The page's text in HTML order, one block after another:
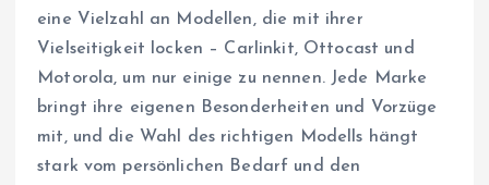
eine Vielzahl an Modellen, die mit ihrer
Vielseitigkeit locken – Carlinkit, Ottocast und
Motorola, um nur einige zu nennen. Jede Marke
bringt ihre eigenen Besonderheiten und Vorzüge
mit, und die Wahl des richtigen Modells hängt
stark vom persönlichen Bedarf und den